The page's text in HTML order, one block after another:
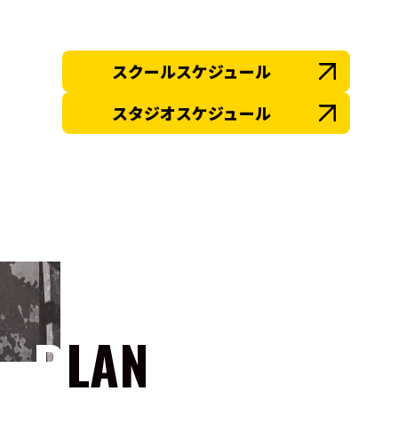
スクールスケジュール
スタジオスケジュール
PLAN